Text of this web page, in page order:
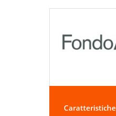
Caratteristiche